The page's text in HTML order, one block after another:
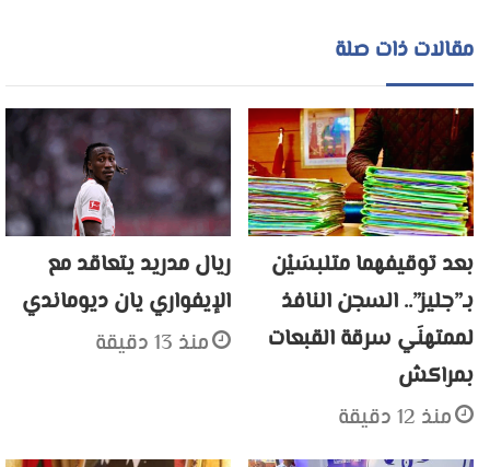
مقالات ذات صلة
بعد توقيفهما متلبسَيْن
بـ”جليز”.. السجن النافذ
لممتهنَي سرقة القبعات
بمراكش
منذ 12 دقيقة
ريال مدريد يتعاقد مع
الإيفواري يان ديوماندي
منذ 13 دقيقة